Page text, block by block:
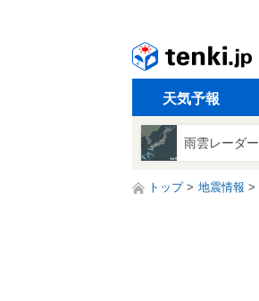
天気予報
雨雲レーダー
トップ 地震情報